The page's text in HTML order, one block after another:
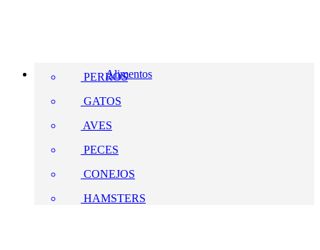
Alimentos
PERROS
GATOS
AVES
PECES
CONEJOS
HAMSTERS